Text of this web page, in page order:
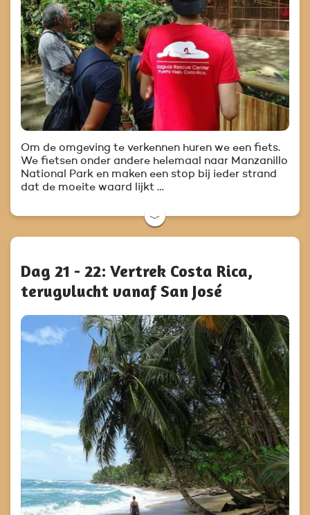
Om de omgeving te verkennen huren we een fiets.
We fietsen onder andere helemaal naar Manzanillo
National Park en maken een stop bij ieder strand
dat de moeite waard lijkt …
﹀
Dag 21 - 22: Vertrek Costa Rica,
terugvlucht vanaf San José